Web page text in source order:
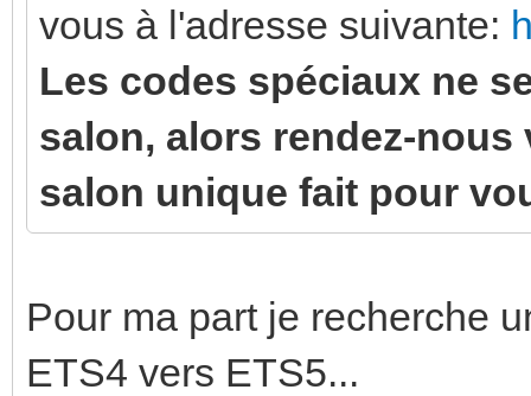
vous à l'adresse suivante:
Les codes spéciaux ne
salon, alors rendez-nous
salon unique fait pour
Pour ma part je recherche
ETS4 vers ETS5...